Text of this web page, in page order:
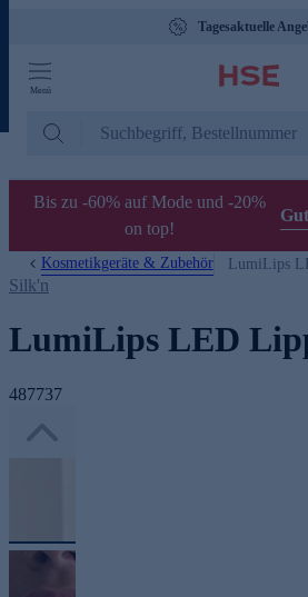
Tagesaktuelle
Menü
Bis zu -60% auf Mode und -20%
on top!
Kosmetikgeräte & Zubehör LumiLips
Silk'n
LumiLips LED
487737